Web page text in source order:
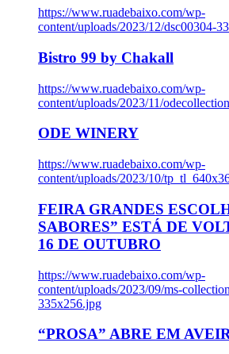
https://www.ruadebaixo.com/wp-
content/uploads/2023/12/dsc00304-
Bistro 99 by Chakall
https://www.ruadebaixo.com/wp-
content/uploads/2023/11/
ODE WINERY
https://www.ruadebaixo.com/wp-
content/uploads/2023/10/
FEIRA GRANDES
SABORES” ESTÁ DE
16 DE OUTUBRO
https://www.ruadebaixo.com/wp-
content/uploads/2023/09/ms-
335x256.jpg
“PROSA” ABRE EM